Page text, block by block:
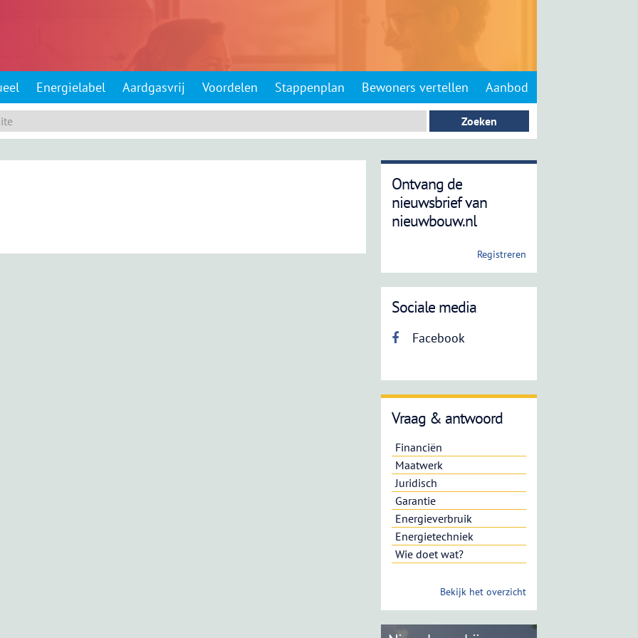
Energielabel Aardgasvrij Voordelen Stappenplan Bewoners vertellen Aanbod
Ontvang de
nieuwsbrief van
nieuwbouw.nl
Registreren
Sociale media
Facebook
Vraag & antwoord
Financiën
Maatwerk
Juridisch
Garantie
Energieverbruik
Energietechniek
Wie doet wat?
Bekijk het overzicht